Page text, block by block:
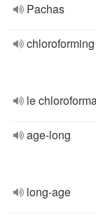
Pachas
chloroforming
le
age-long
long-age